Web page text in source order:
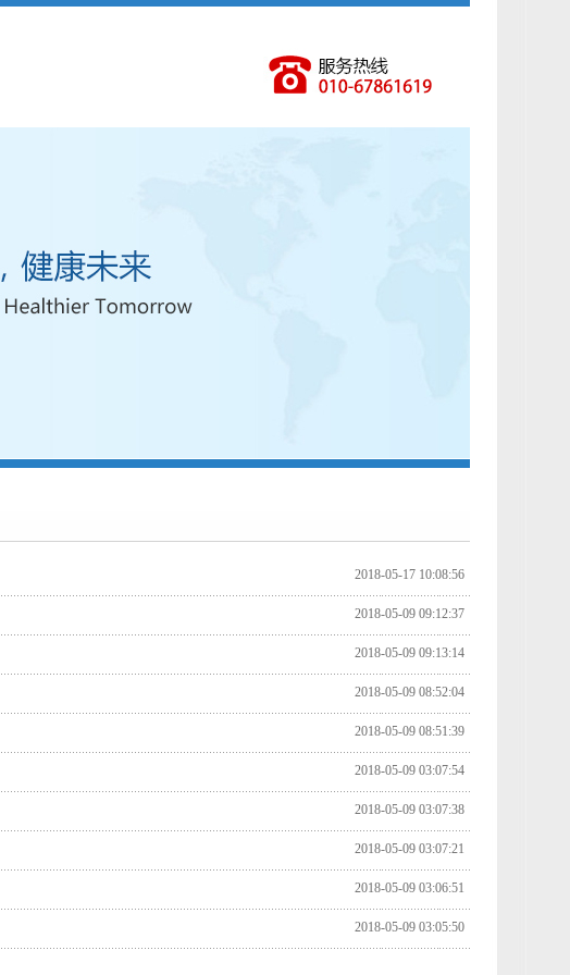
2018-05-17 10:08:56
2018-05-09 09:12:37
2018-05-09 09:13:14
2018-05-09 08:52:04
2018-05-09 08:51:39
2018-05-09 03:07:54
2018-05-09 03:07:38
2018-05-09 03:07:21
2018-05-09 03:06:51
2018-05-09 03:05:50